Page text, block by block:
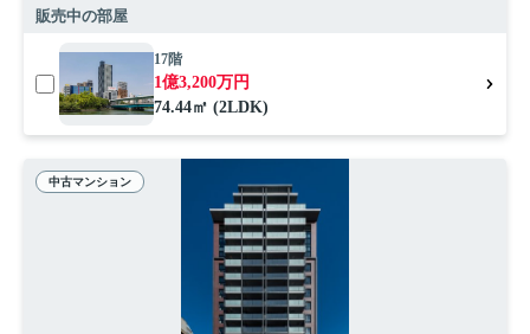
販売中の部屋
17階
1億3,200万円
74.44㎡ (2LDK)
中古マンション